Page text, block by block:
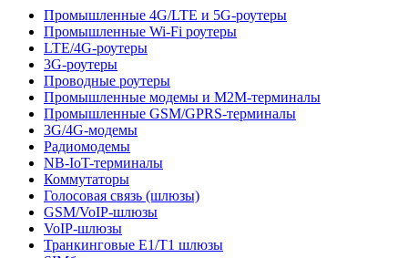
Промышленные 4G/LTE и 5G-роутеры
Промышленные Wi-Fi роутеры
LTE/4G-роутеры
3G-роутеры
Проводные роутеры
Промышленные модемы и M2M-терминалы
Промышленные GSM/GPRS-терминалы
3G/4G-модемы
Радиомодемы
NB-IoT-терминалы
Коммутаторы
Голосовая связь (шлюзы)
GSM/VoIP-шлюзы
VoIP-шлюзы
Транкинговые E1/T1 шлюзы